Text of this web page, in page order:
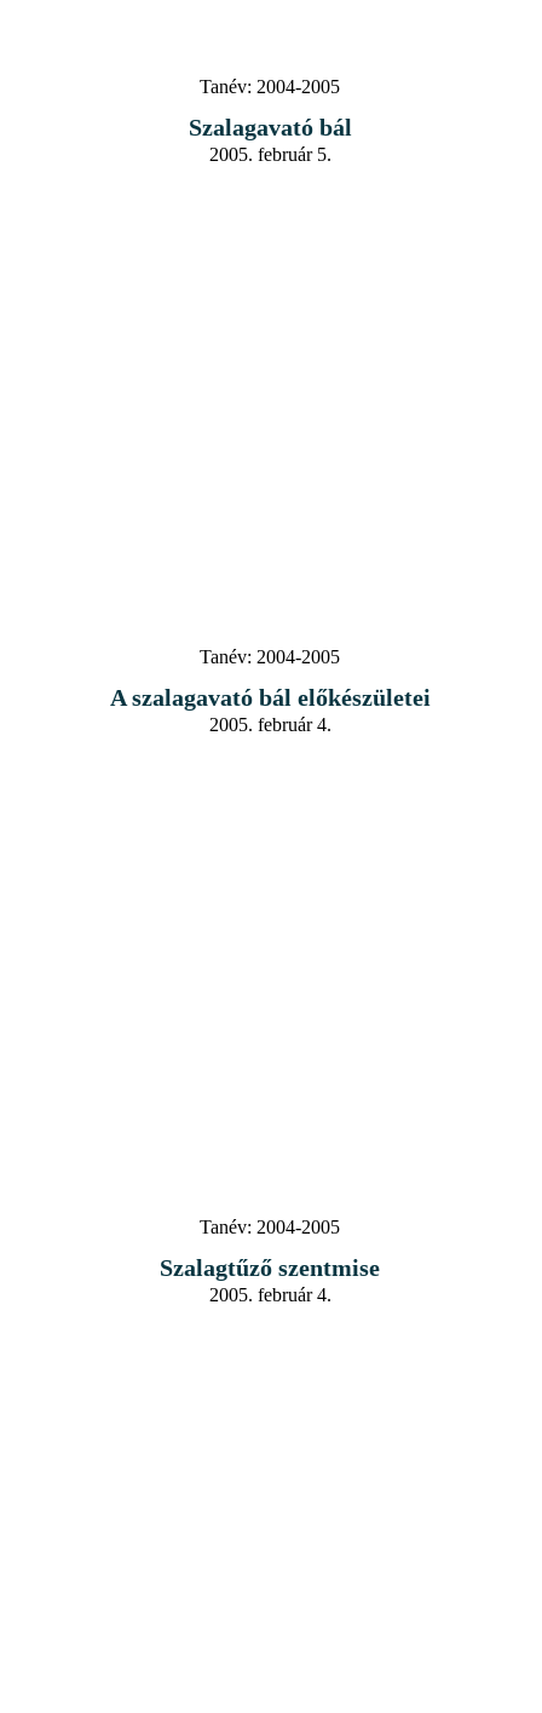
Tanév: 2004-2005
Szalagavató bál
2005. február 5.
Tanév: 2004-2005
A szalagavató bál előkészületei
2005. február 4.
Tanév: 2004-2005
Szalagtűző szentmise
2005. február 4.